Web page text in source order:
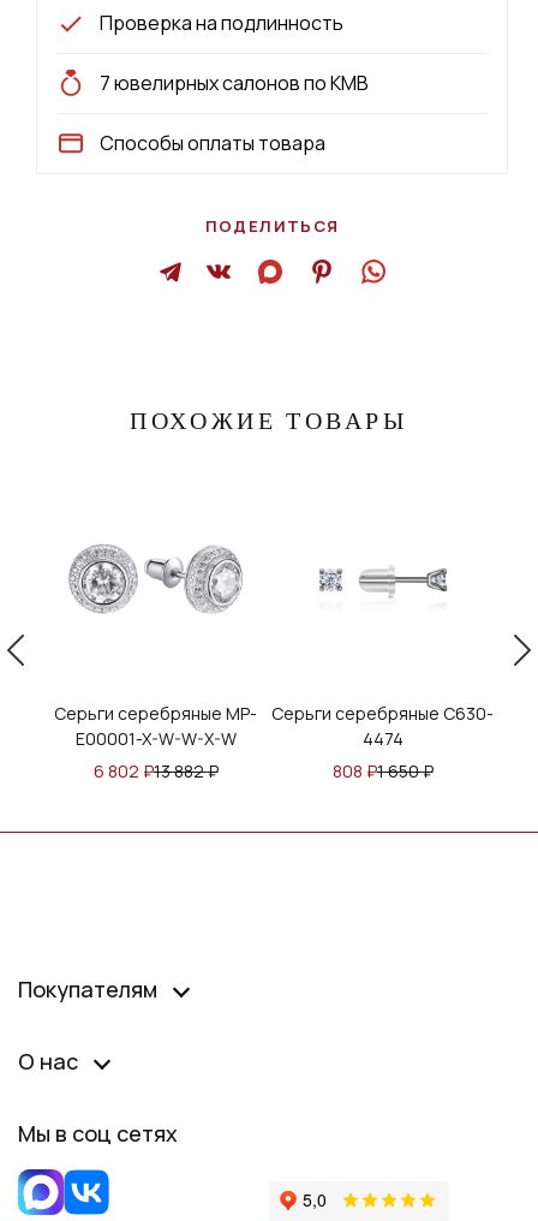
Проверка на подлинность
7 ювелирных салонов по КМВ
Способы оплаты товара
ПОДЕЛИТЬСЯ
ПОХОЖИЕ ТОВАРЫ
Серьги серебряные MP-
E00001-X-W-W-X-W
6 802 ₽13 882₽
Серьги серебряные С630-
4474
₽1 650₽
Покупателям
О нас
Мы в соц сетях